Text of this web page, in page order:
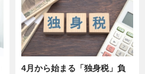
4月から始まる「独身税」負